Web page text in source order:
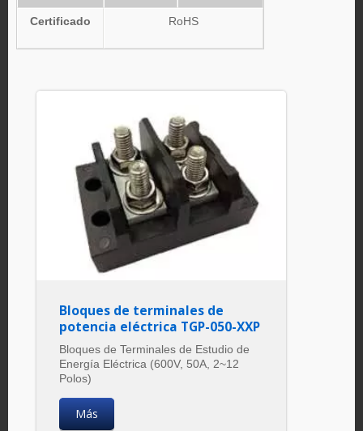
Certificado RoHS
Bloques de terminales de
potencia eléctrica TGP-050-XXP
Bloques de Terminales de Estudio de
Energía Eléctrica (600V, 50A, 2~12
Polos)
Más